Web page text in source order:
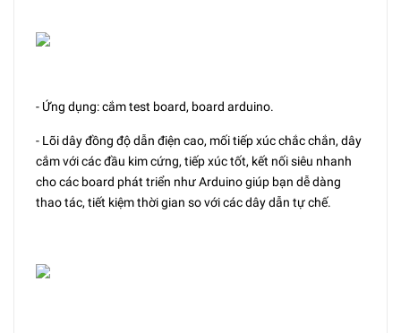
- Ứng dụng: cắm test board, board arduino.
- Lõi dây đồng độ dẫn điện cao, mối tiếp xúc chắc chắn, dây
cắm với các đầu kim cứng, tiếp xúc tốt, kết nối siêu nhanh
cho các board phát triển như Arduino giúp bạn dễ dàng
thao tác, tiết kiệm thời gian so với các dây dẫn tự chế.